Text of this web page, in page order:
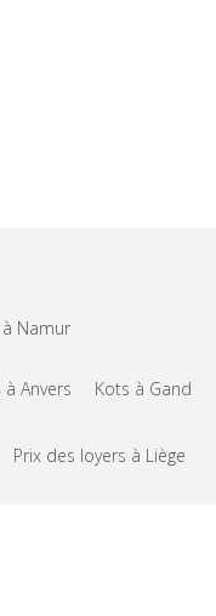
Namur
à Anvers Kots à Gand
Prix des loyers à Liège